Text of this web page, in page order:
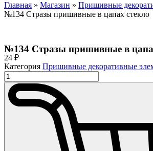
Главная » Магазин » Пришивные
№134 Стразы пришивные в цапах стекло
№134 Стразы пришивные в
24 ₽
Категория Пришивные декоративные
Количество
товара
№134
Стразы
пришивные